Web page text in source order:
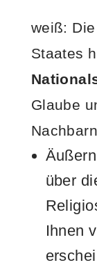
weiß:
Staates
Glaube
über
Ihnen